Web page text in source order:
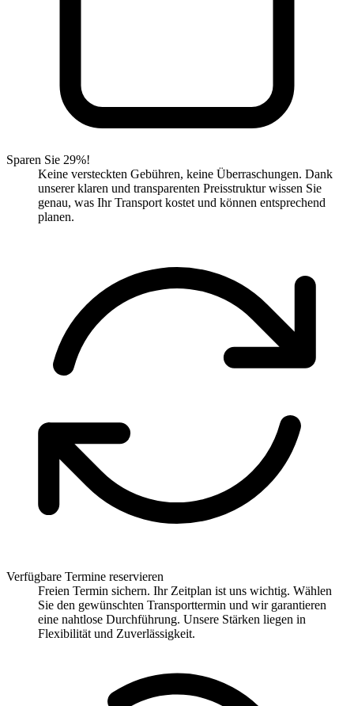
Sparen Sie 29%!
Keine versteckten Gebühren, keine Überraschungen. Dank
unserer klaren und transparenten Preisstruktur wissen Sie
genau, was Ihr Transport kostet und können entsprechend
planen.
Verfügbare Termine reservieren
Freien Termin sichern. Ihr Zeitplan ist uns wichtig. Wählen
Sie den gewünschten Transporttermin und wir garantieren
eine nahtlose Durchführung. Unsere Stärken liegen in
Flexibilität und Zuverlässigkeit.